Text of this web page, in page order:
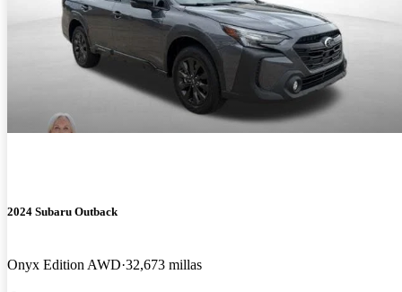
2024 Subaru Outback
Onyx Edition AWD 32,673 millas